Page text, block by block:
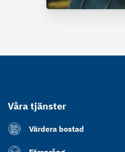
Våra tjänster
Värdera bostad